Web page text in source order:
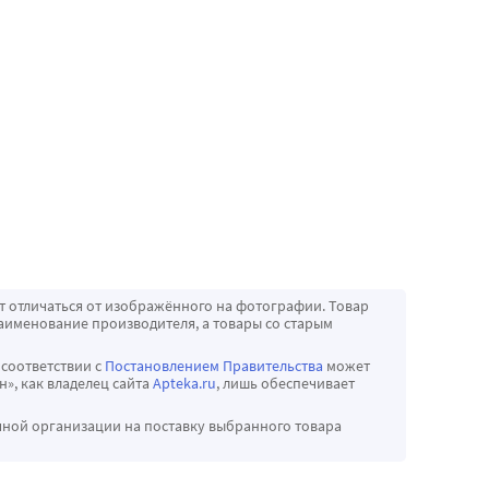
от изображённого на фотографии. Товар
производителя, а товары со старым
с Постановлением Правительства может
как владелец сайта Apteka.ru, лишь обеспечивает
организации на поставку выбранного товара